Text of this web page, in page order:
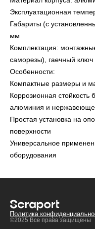
Эксплуатационная
Габариты (с
мм
Комплектация:
саморезы), гаечный
Особенности:
Компактные размеры и
Коррозионная стойкость
алюминия и
Простая установка на
поверхности
Универсальное
оборудования
Политика
©2025 Все права защищены